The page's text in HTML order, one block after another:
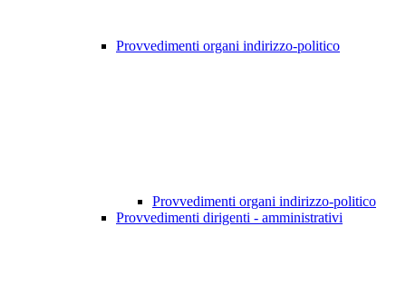
Provvedimenti organi indirizzo-politico
Provvedimenti organi indirizzo-politico
Provvedimenti dirigenti - amministrativi